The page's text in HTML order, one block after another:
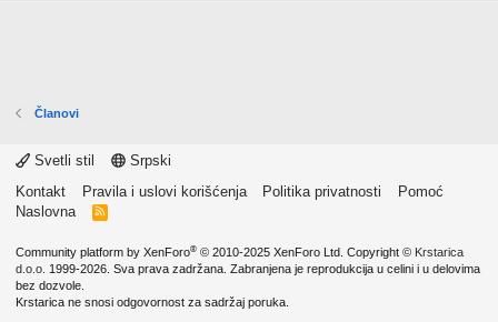
Članovi
Svetli stil
Srpski
Kontakt
Pravila i uslovi korišćenja Politika privatnosti
Pomoć
Naslovna
R
Community platform by XenForo® © 2010-2025 XenForo Ltd. Copyright © Krstarica
d.o.o. 1999-2026. Sva prava zadržana. Zabranjena je reprodukcija u celini i u delovima
bez dozvole.
Krstarica ne snosi odgovornost za sadržaj poruka.